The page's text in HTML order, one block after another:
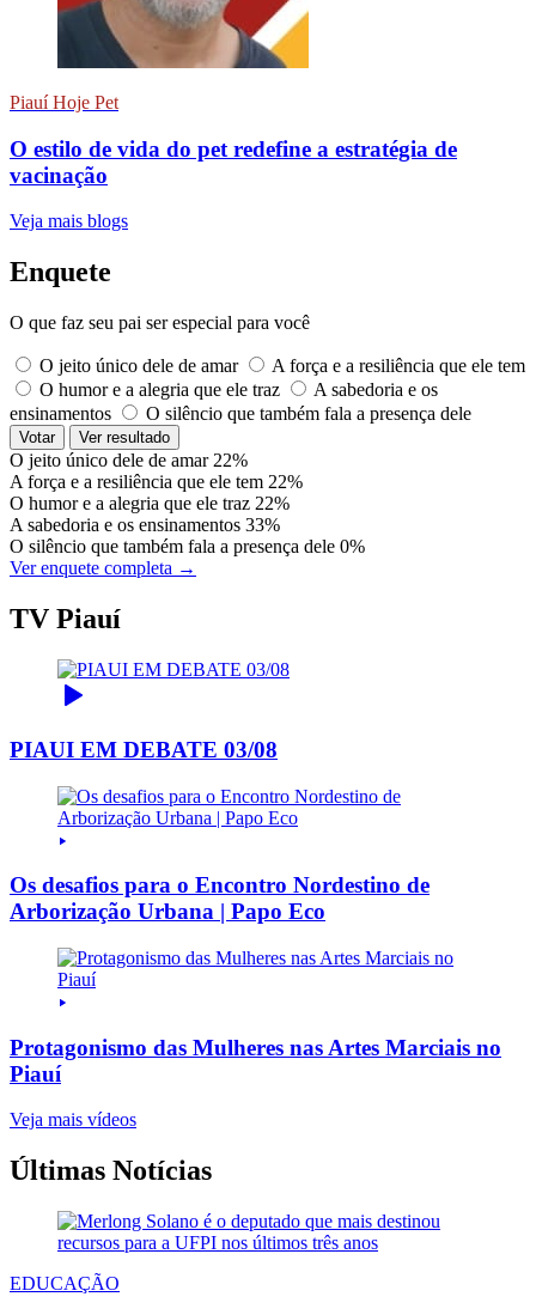
Piauí Hoje Pet
O estilo de vida do pet redefine a estratégia de
vacinação
Veja mais blogs
Enquete
O que faz seu pai ser especial para você
O jeito único dele de amar
A força e a resiliência que ele tem
O humor e a alegria que ele traz
A sabedoria e os
ensinamentos
O silêncio que também fala a presença dele
Votar Ver resultado
O jeito único dele de amar 22%
A força e a resiliência que ele tem 22%
O humor e a alegria que ele traz 22%
A sabedoria e os ensinamentos 33%
O silêncio que também fala a presença dele 0%
Ver enquete completa →
TV Piauí
PIAUI EM DEBATE 03/08
Os desafios para o Encontro Nordestino de
Arborização Urbana | Papo Eco
Protagonismo das Mulheres nas Artes Marciais no
Piauí
Veja mais vídeos
Últimas Notícias
EDUCAÇÃO